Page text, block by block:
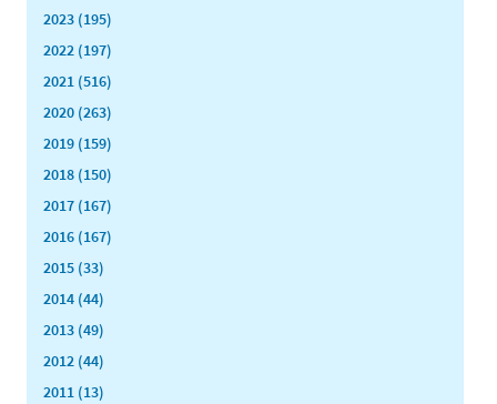
2023 (195)
2022 (197)
2021 (516)
2020 (263)
2019 (159)
2018 (150)
2017 (167)
2016 (167)
2015 (33)
2014 (44)
2013 (49)
2012 (44)
2011 (13)